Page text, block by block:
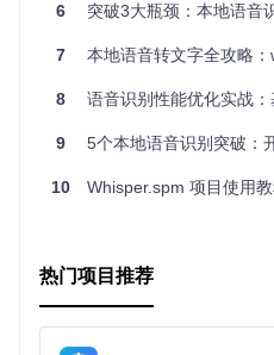
项目的配置文件介绍
项目的配置文件主要包括
CMakeLists.txt
cmake_minimum_required
project(whisper.cpp)
set(CMAKE_CXX_STANDARD
6 突破3大瓶颈：本地语音
7 本地语音转文字全攻略：
8 语音识别性能优化实战：基于
9 5个本地语音识别突破：
10 Whisper.spm 项目使用
热门项目推荐